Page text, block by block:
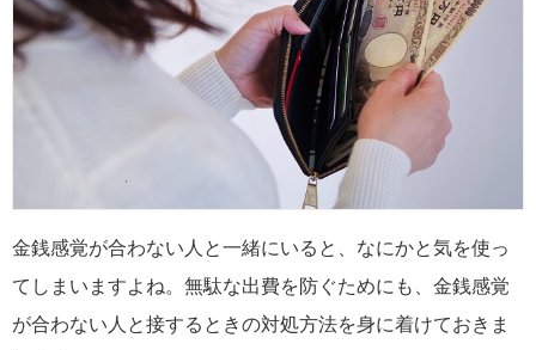
金銭感覚が合わない人と一緒にいると、なにかと気を使っ
てしまいますよね。無駄な出費を防ぐためにも、金銭感覚
が合わない人と接するときの対処方法を身に着けておきま